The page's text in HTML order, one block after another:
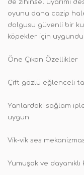
de zihinsel uyarımı
oyunu daha cazip
dolgusu güvenli bir
köpekler için
Öne Çıkan Özellikler
Çift gözlü eğlenceli
Yanlardaki sağlam
uygun
Vik-vik ses
Yumuşak ve dayanıklı